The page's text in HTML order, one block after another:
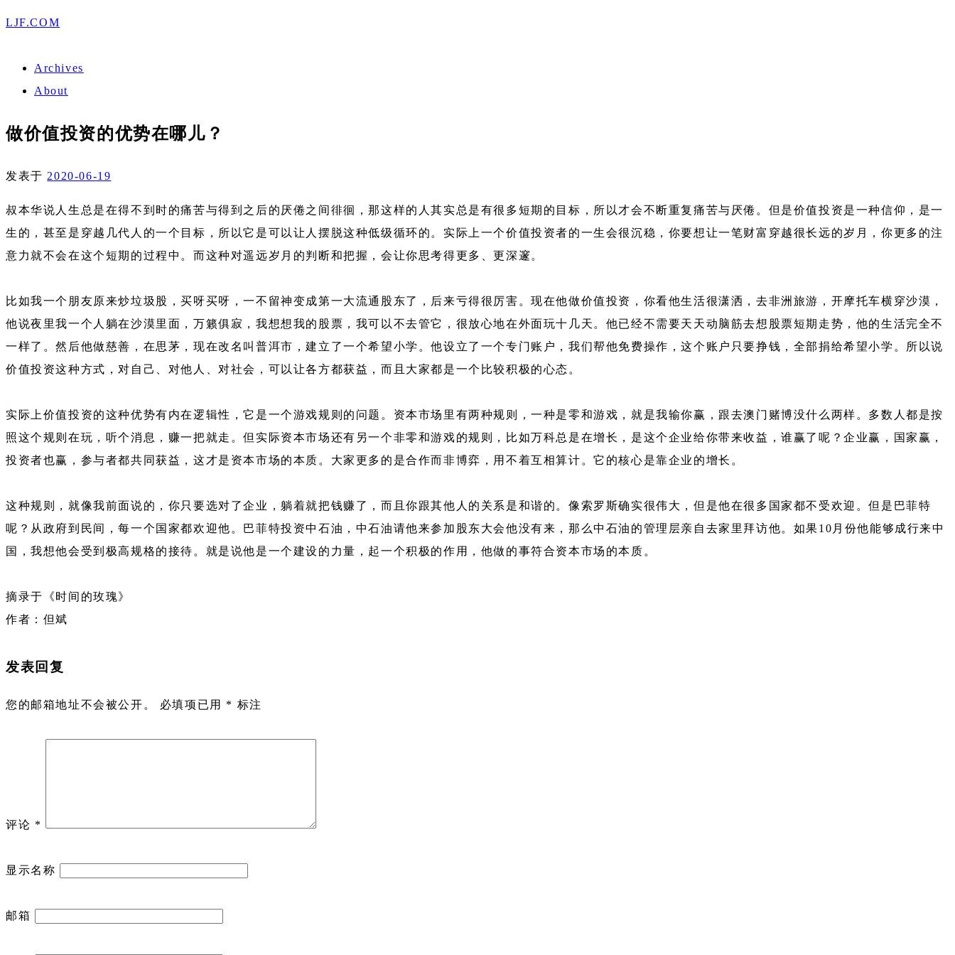
LJF.COM
Archives
About
做价值投资的优势在哪儿？
发表于 2020-06-19
叔本华说人生总是在得不到时的痛苦与得到之后的厌倦之间徘徊，那这样的人其实总是有很多短期的目标，所以才会不断重复痛苦与厌倦。但是价值投资是一种信仰，是一
生的，甚至是穿越几代人的一个目标，所以它是可以让人摆脱这种低级循环的。实际上一个价值投资者的一生会很沉稳，你要想让一笔财富穿越很长远的岁月，你更多的注
意力就不会在这个短期的过程中。而这种对遥远岁月的判断和把握，会让你思考得更多、更深邃。
比如我一个朋友原来炒垃圾股，买呀买呀，一不留神变成第一大流通股东了，后来亏得很厉害。现在他做价值投资，你看他生活很潇洒，去非洲旅游，开摩托车横穿沙漠，
他说夜里我一个人躺在沙漠里面，万籁俱寂，我想想我的股票，我可以不去管它，很放心地在外面玩十几天。他已经不需要天天动脑筋去想股票短期走势，他的生活完全不
一样了。然后他做慈善，在思茅，现在改名叫普洱市，建立了一个希望小学。他设立了一个专门账户，我们帮他免费操作，这个账户只要挣钱，全部捐给希望小学。所以说
价值投资这种方式，对自己、对他人、对社会，可以让各方都获益，而且大家都是一个比较积极的心态。
实际上价值投资的这种优势有内在逻辑性，它是一个游戏规则的问题。资本市场里有两种规则，一种是零和游戏，就是我输你赢，跟去澳门赌博没什么两样。多数人都是按
照这个规则在玩，听个消息，赚一把就走。但实际资本市场还有另一个非零和游戏的规则，比如万科总是在增长，是这个企业给你带来收益，谁赢了呢？企业赢，国家赢，
投资者也赢，参与者都共同获益，这才是资本市场的本质。大家更多的是合作而非博弈，用不着互相算计。它的核心是靠企业的增长。
这种规则，就像我前面说的，你只要选对了企业，躺着就把钱赚了，而且你跟其他人的关系是和谐的。像索罗斯确实很伟大，但是他在很多国家都不受欢迎。但是巴菲特
呢？从政府到民间，每一个国家都欢迎他。巴菲特投资中石油，中石油请他来参加股东大会他没有来，那么中石油的管理层亲自去家里拜访他。如果10月份他能够成行来中
国，我想他会受到极高规格的接待。就是说他是一个建设的力量，起一个积极的作用，他做的事符合资本市场的本质。
摘录于《时间的玫瑰》
作者：但斌
发表回复
您的邮箱地址不会被公开。 必填项已用 * 标注
评论 *
显示名称
邮箱